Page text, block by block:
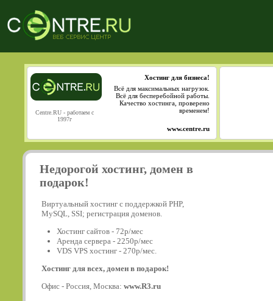
Centre.RU - работаем с
1997г
Хостинг для бизнеса!
Всё для максимальных нагрузок.
Всё для бесперебойной работы.
Качество хостинга, проверено
временем!
www.centre.ru
Недорогой хостинг, домен в
подарок!
Виртуальный хостинг с поддержкой PHP,
MySQL, SSI; регистрация доменов.
Хостинг сайтов - 72р/мес
Аренда сервера - 2250р/мес
VDS VPS хостинг - 270р/мес.
Хостинг для всех, домен в подарок!
Офис - Россия, Москва: www.R3.ru